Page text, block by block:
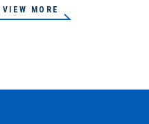
VIEW MORE